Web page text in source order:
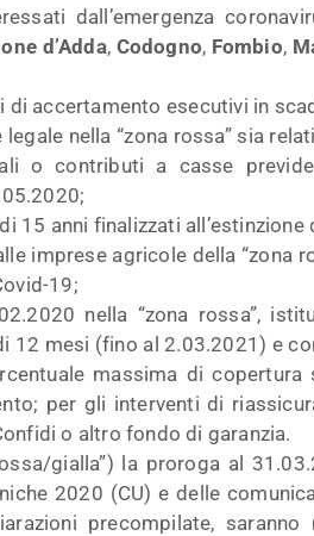
dall’emergenza
d’Adda, Codogno, Fombio,
accertamento esecutivi in
nella “zona rossa” sia
o contributi a casse
15 anni finalizzati all’estinzione
imprese agricole della “zona
19;
nella “zona rossa”,
12 mesi (fino al 2.03.2021) e
massima di copertura
per gli interventi di
o altro fondo di garanzia.
gialla”) la proroga al
2020 (CU) e delle
precompilate, saranno